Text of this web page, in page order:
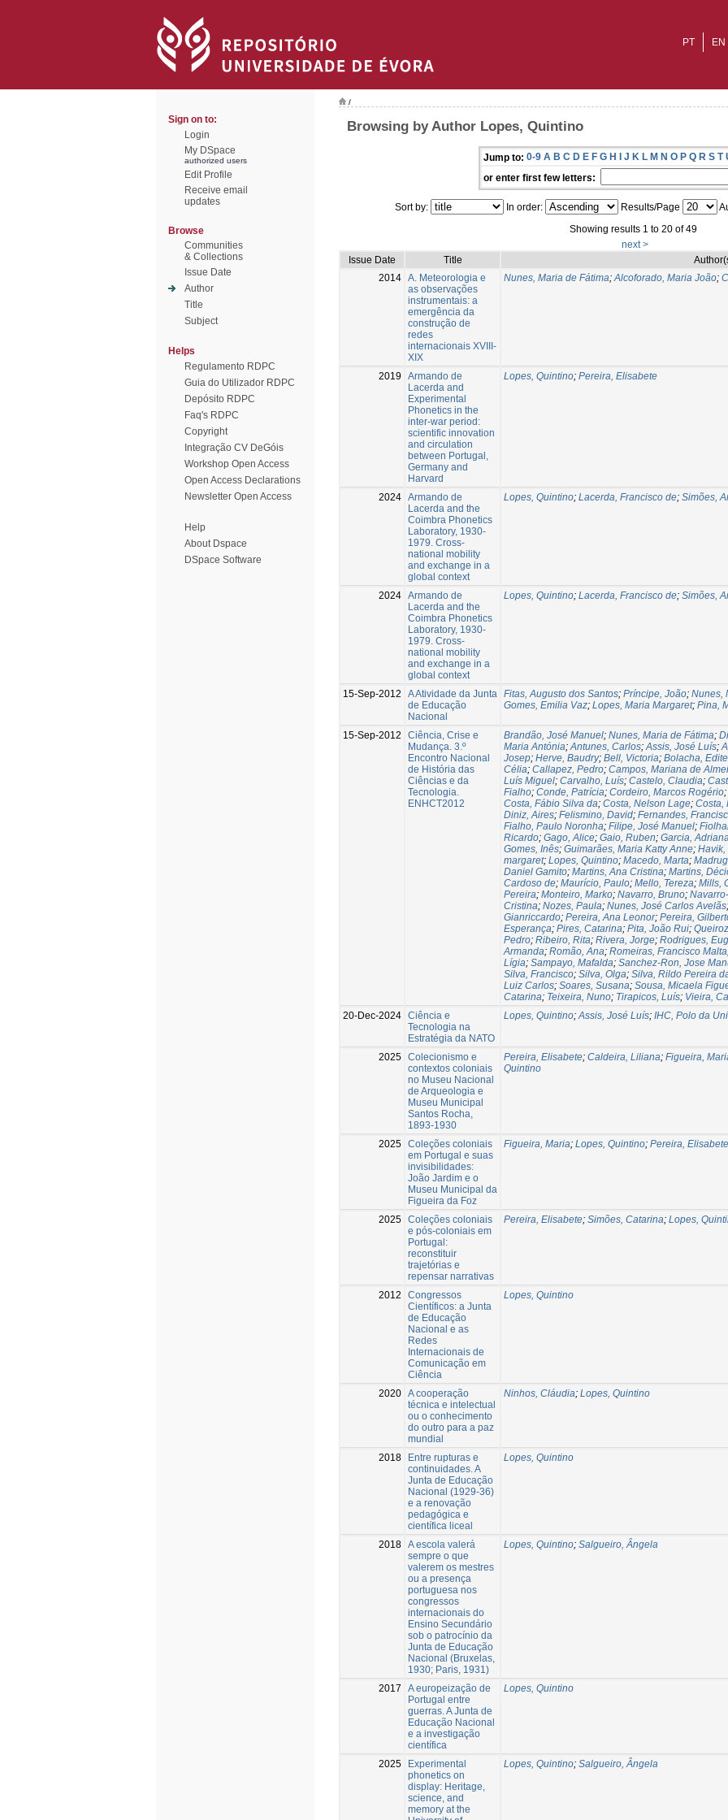
EN
PT
Sign on to:
Login
My DSpace
authorized users
Edit Profile
Receive email
updates
Browse
Communities
& Collections
Issue Date
Author
Title
Subject
Helps
Regulamento RDPC
Guia do Utilizador RDPC
Depósito RDPC
Faq's RDPC
Copyright
Integração CV DeGóis
Workshop Open Access
Open Access Declarations
Newsletter Open Access
Help
About Dspace
DSpace Software
/
Browsing by Author Lopes, Quintino
Jump to: 0-9 A B C D E F G H I J K L M N O P Q R S T
or enter first few letters:
Sort by: In order: Results/Page
Showing results 1 to 20 of 49
next >
Issue Date
Title
2014 A. Meteorologia e
as observações
instrumentais: a
emergência da
construção de
redes
internacionais XVIII-
XIX
Nunes, Maria de Fátima;Alcoforado, Maria João;
2019
Armando de
Lacerda and
Experimental
Phonetics in the
inter-war period:
scientific innovation
and circulation
between Portugal,
Germany and
Harvard
Lopes, Quintino; Pereira, Elisabete
2024 Armando de
Lacerda and the
Coimbra Phonetics
Laboratory, 1930-
1979. Cross-
national mobility
and exchange in a
global context
Lopes, Quintino; Lacerda, Francisco de; Simões,
2024 Armando de
Lacerda and the
Coimbra Phonetics
Laboratory, 1930-
1979. Cross-
national mobility
and exchange in a
global context
Lopes, Quintino; Lacerda, Francisco de; Simões,
15-Sep-2012
A Atividade da Junta
de Educação
Nacional
Fitas, Augusto dos Santos; Príncipe, João; Nunes,
Gomes, Emilia Vaz; Lopes, Maria Margaret; Pina,
15-Sep-2012
Ciência, Crise e
Mudança. 3.º
Encontro Nacional
de História das
Ciências e da
Tecnologia.
ENHCT2012
Brandão, José Manuel; Nunes, Maria de Fátima;
Maria Antónia;Antunes, Carlos;Assis, José Luís;
Josep; Herve, Baudry; Bell, Victoria; Bolacha, Edite
Célia; Callapez, Pedro; Campos, Mariana de
Luís Miguel; Carvalho, Luís; Castelo, Claudia;
Fialho; Conde, Patrícia; Cordeiro, Marcos Rogério;
Costa, Fábio Silva da; Costa, Nelson Lage; Costa,
Diniz, Aires; Felismino, David; Fernandes,
Fialho, Paulo Noronha; Filipe, José Manuel;
Ricardo; Gago, Alice; Gaio, Ruben; Garcia,
Gomes, Inês; Guimarães, Maria Katty Anne;
margaret; Lopes, Quintino; Macedo, Marta;
Daniel Gamito; Martins, Ana Cristina; Martins,
Cardoso de; Maurício, Paulo; Mello, Tereza; Mills,
Pereira; Monteiro, Marko; Navarro, Bruno;
Cristina; Nozes, Paula; Nunes, José Carlos Avelãs;
Gianriccardo; Pereira, Ana Leonor; Pereira,
Esperança; Pires, Catarina; Pita, João Rui;
Pedro; Ribeiro, Rita; Rivera, Jorge; Rodrigues,
Armanda; Romão, Ana; Romeiras, Francisco Malta
Lígia; Sampayo, Mafalda; Sanchez-Ron, Jose
Silva, Francisco; Silva, Olga; Silva, Rildo Pereira
Luiz Carlos; Soares, Susana; Sousa, Micaela
Catarina; Teixeira, Nuno; Tirapicos, Luís; Vieira,
20-Dec-2024 Ciência e
Tecnologia na
Estratégia da NATO
Lopes, Quintino;Assis, José Luís; IHC, Polo da
2025 Colecionismo e
contextos coloniais
no Museu Nacional
de Arqueologia e
Museu Municipal
Santos Rocha,
1893-1930
Pereira, Elisabete; Caldeira, Liliana; Figueira,
Quintino
2025 Coleções coloniais
em Portugal e suas
invisibilidades:
João Jardim e o
Museu Municipal da
Figueira da Foz
Figueira, Maria; Lopes, Quintino; Pereira, Elisabete
2025 Coleções coloniais
e pós-coloniais em
Portugal:
reconstituir
trajetórias e
repensar narrativas
Pereira, Elisabete; Simões, Catarina; Lopes,
2012
Congressos
Científicos: a Junta
de Educação
Nacional e as
Redes
Internacionais de
Comunicação em
Ciência
Lopes, Quintino
2020 A cooperação
técnica e intelectual
ou o conhecimento
do outro para a paz
mundial
Ninhos, Cláudia; Lopes, Quintino
2018
Entre rupturas e
continuidades. A
Junta de Educação
Nacional (1929-36)
e a renovação
pedagógica e
científica liceal
Lopes, Quintino
2018 A escola valerá
sempre o que
valerem os mestres
ou a presença
portuguesa nos
congressos
internacionais do
Ensino Secundário
sob o patrocínio da
Junta de Educação
Nacional (Bruxelas,
1930; Paris, 1931)
Lopes, Quintino; Salgueiro, Ângela
2017
A europeização de
Portugal entre
guerras. A Junta de
Educação Nacional
e a investigação
científica
Lopes, Quintino
2025
Experimental
phonetics on
display: Heritage,
science, and
memory at the
Lopes, Quintino; Salgueiro, Ângela